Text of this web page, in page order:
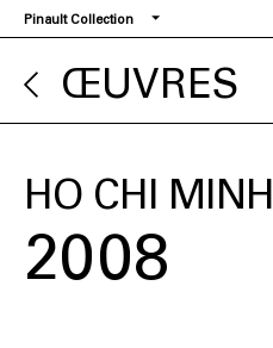
Aller
au
contenu
principal
Pinault Collection
ŒUVRES
HO CHI MINH
2008